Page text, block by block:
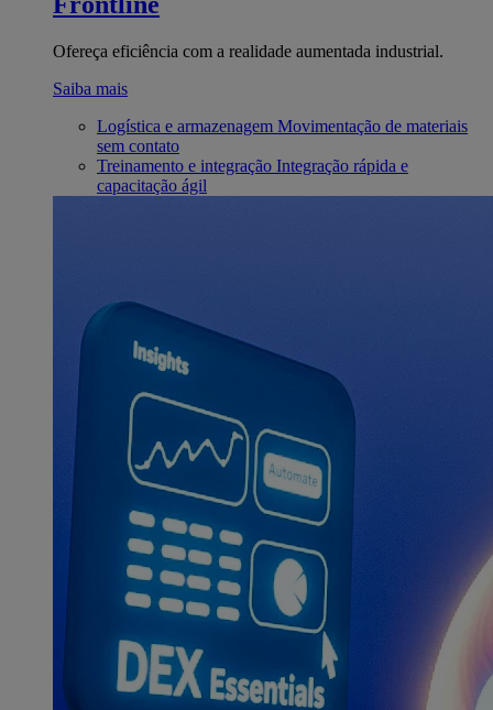
Ofereça eficiência com a realidade aumentada industrial.
Saiba mais
Logística e armazenagem Movimentação de materiais
sem contato
Treinamento e integração Integração rápida e
capacitação ágil